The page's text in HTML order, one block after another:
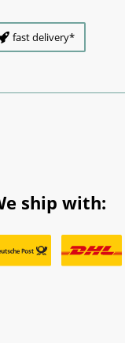
fast delivery*
ship with: